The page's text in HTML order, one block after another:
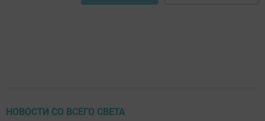
НОВОСТИ СО ВСЕГО СВЕТА